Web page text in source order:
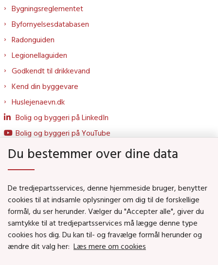
Bygningsreglementet
Byfornyelsesdatabasen
Radonguiden
Legionellaguiden
Godkendt til drikkevand
Kend din byggevare
Huslejenaevn.dk
Bolig og byggeri på LinkedIn
Bolig og byggeri på YouTube
Social- og Boligministeriet
Job i Social- og Boligstyrelsen
Puljer og tilskud
Nyhedsbreve
Du bestemmer over dine data
De tredjepartsservices, denne hjemmeside bruger, benytter
cookies til at indsamle oplysninger om dig til de forskellige
formål, du ser herunder. Vælger du "Accepter alle", giver du
samtykke til at tredjepartsservices må lægge denne type
cookies hos dig. Du kan til- og fravælge formål herunder og
ændre dit valg her: Læs mere om cookies